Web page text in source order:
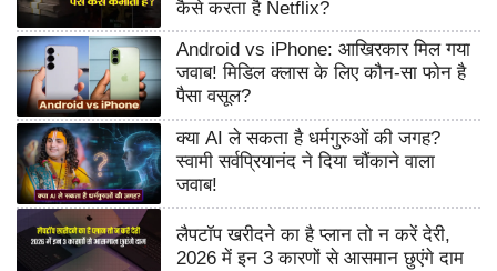
कैसे करता है Netflix?
Android vs iPhone: आखिरकार मिल गया
जवाब! मिडिल क्लास के लिए कौन-सा फोन है
पैसा वसूल?
क्या AI ले सकता है धर्मगुरुओं की जगह?
स्वामी सर्वप्रियानंद ने दिया चौंकाने वाला
जवाब!
लैपटॉप खरीदने का है प्लान तो न करें देरी,
2026 में इन 3 कारणों से आसमान छुएंगे दाम